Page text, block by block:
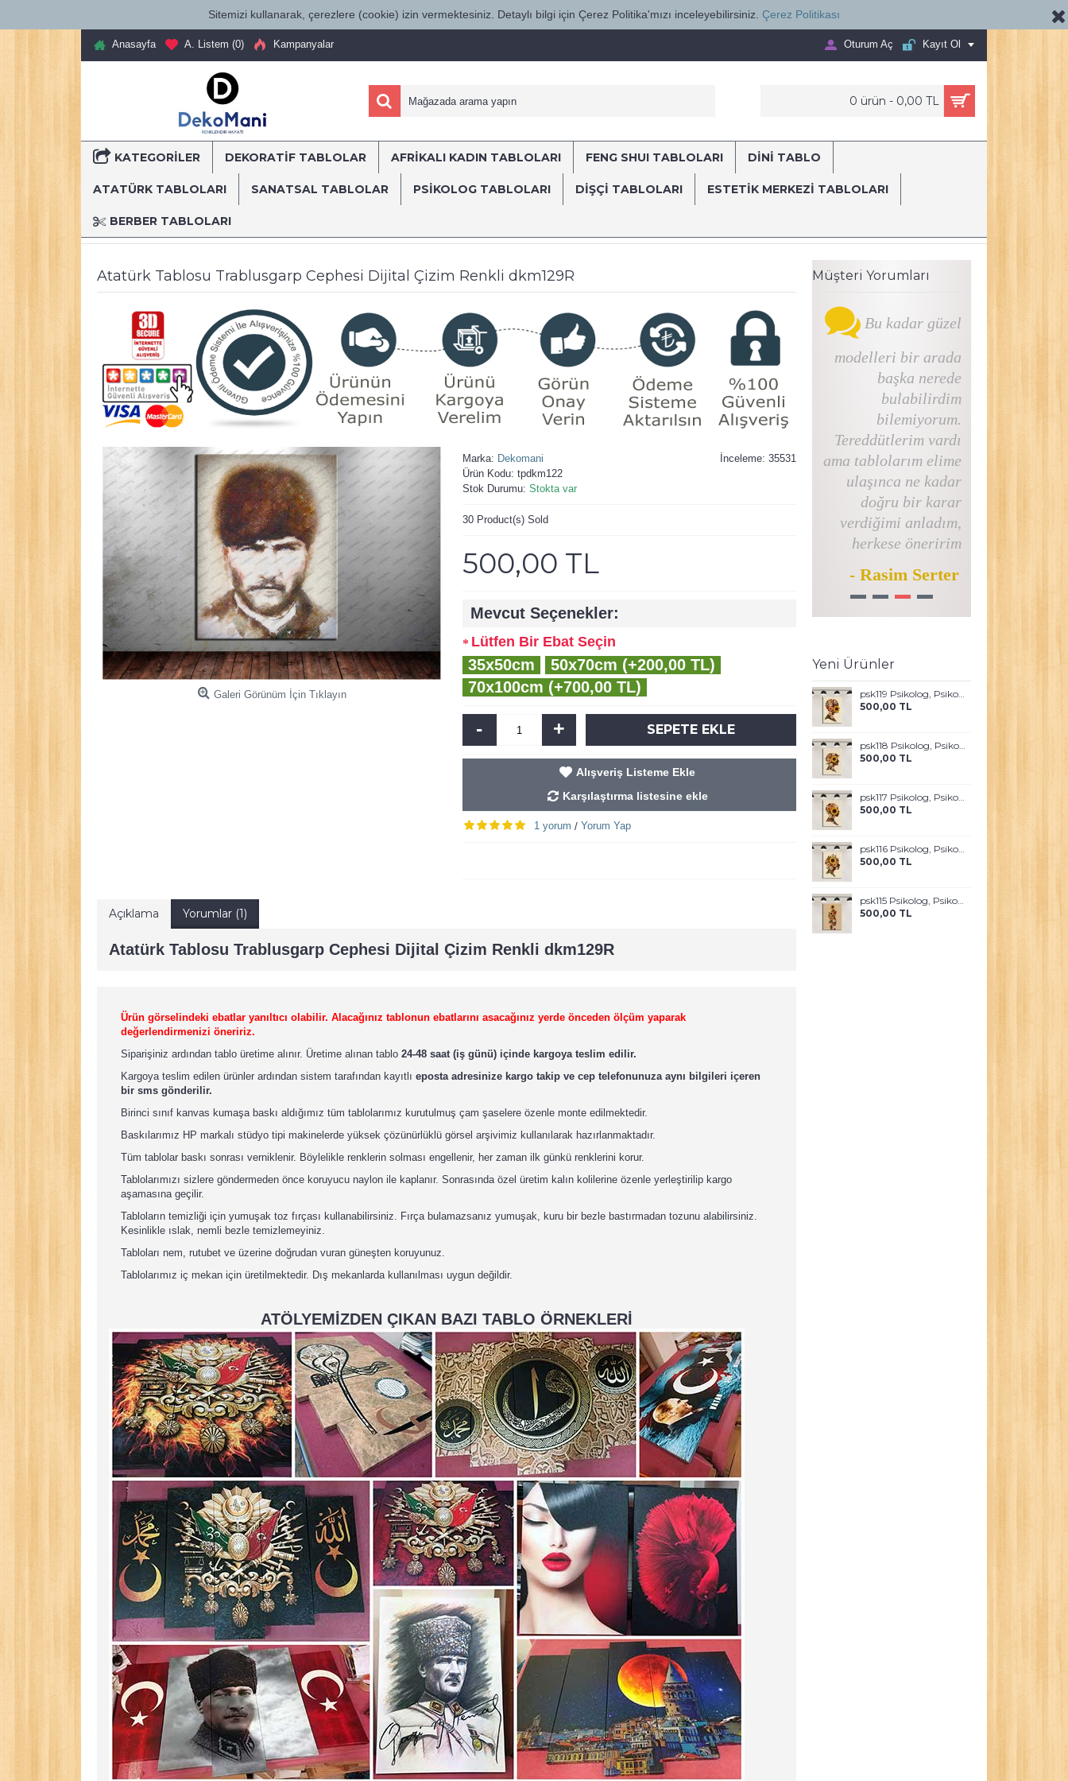
Sitemizi kullanarak, çerezlere (cookie) izin vermektesiniz. Detaylı bilgi için Çerez Politika'mızı inceleyebilirsiniz. Çerez Politikası
Anasayfa A. Listem (0) Kampanyalar Oturum Aç Kayıt Ol
0 ürün - 0,00 TL
KATEGORILER DEKORATİF TABLOLAR AFRİKALI KADIN TABLOLARI FENG SHUI TABLOLARI DİNİ TABLO
ATATÜRK TABLOLARI SANATSAL TABLOLAR PSİKOLOG TABLOLARI DIŞÇI TABLOLARI ESTETIK MERKEZI TABLOLARI
BERBER TABLOLARI
TÜRKİYE'NİN HER YERİNE SÜRAT KARGO İLE...
Anasayfa Dekoratif Kanvas Tablolar
Müşteri Yorumları
Bu kadar güzel
modelleri bir arada
başka nerede
bulabilirdim
bilemiyorum.
Tereddütlerim vardı
ama tablolarım elime
ulaşınca ne kadar
doğru bir karar
verdiğimi anladım,
herkese öneririm
- Rasim Serter
1 2 3 4
Yeni Ürünler
psk119 Psikolog, Psikoterapi ve Psikiyatri Merkezi, Terapi Odası Tablosu Sanatla Terapi
500,00 TL
psk118 Psikolog, Psikoterapi ve Psikiyatri Merkezi, Terapi Odası Tablosu Sanatla Terapi
500,00 TL
psk117 Psikolog, Psikoterapi ve Psikiyatri Merkezi, Terapi Odası Tablosu Sanatla Terapi
500,00 TL
psk116 Psikolog, Psikoterapi ve Psikiyatri Merkezi, Terapi Odası Tablosu Sanatla Terapi
500,00 TL
psk115 Psikolog, Psikoterapi ve Psikiyatri Merkezi, Terapi Odası Tablosu Sanatla Terapi
500,00 TL
Atatürk Tablosu Trablusgarp Cephesi Dijital Çizim Renkli dkm129R
Galeri Görünüm İçin Tıklayın
İnceleme: 35531
Marka: Dekomani
Ürün Kodu: tpdkm122
Stok Durumu: Stokta var
30 Product(s) Sold
500,00 TL
Mevcut Seçenekler:
Lütfen Bir Ebat Seçin
35x50cm
50x70cm (+200,00 TL)
70x100cm (+700,00 TL)
- + SEPETE EKLE
Alışveriş Listeme Ekle
Karşılaştırma listesine ekle
1 yorum / Yorum Yap
Açıklama Yorumlar (1)
Atatürk Tablosu Trablusgarp Cephesi Dijital Çizim Renkli dkm129R
Ürün görselindeki ebatlar yanıltıcı olabilir. Alacağınız tablonun ebatlarını asacağınız yerde önceden ölçüm yaparak
değerlendirmenizi öneririz.
Siparişiniz ardından tablo üretime alınır. Üretime alınan tablo 24-48 saat (iş günü) içinde kargoya teslim edilir.
Kargoya teslim edilen ürünler ardından sistem tarafından kayıtlı eposta adresinize kargo takip ve cep telefonunuza aynı bilgileri içeren
bir sms gönderilir.
Birinci sınıf kanvas kumaşa baskı aldığımız tüm tablolarımız kurutulmuş çam şaselere özenle monte edilmektedir.
Baskılarımız HP markalı stüdyo tipi makinelerde yüksek çözünürlüklü görsel arşivimiz kullanılarak hazırlanmaktadır.
Tüm tablolar baskı sonrası verniklenir. Böylelikle renklerin solması engellenir, her zaman ilk günkü renklerini korur.
Tablolarımızı sizlere göndermeden önce koruyucu naylon ile kaplanır. Sonrasında özel üretim kalın kolilerine özenle yerleştirilip kargo
aşamasına geçilir.
Tabloların temizliği için yumuşak toz fırçası kullanabilirsiniz. Fırça bulamazsanız yumuşak, kuru bir bezle bastırmadan tozunu alabilirsiniz.
Kesinlikle ıslak, nemli bezle temizlemeyiniz.
Tabloları nem, rutubet ve üzerine doğrudan vuran güneşten koruyunuz.
Tablolarımız iç mekan için üretilmektedir. Dış mekanlarda kullanılması uygun değildir.
ATÖLYEMİZDEN ÇIKAN BAZI TABLO ÖRNEKLERİ